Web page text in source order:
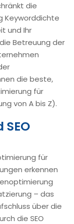
die
Keyworddichte
und Ihr
Betreuung der
die beste,
für
von A bis Z).
für
erkennen
– das
über die
die SEO